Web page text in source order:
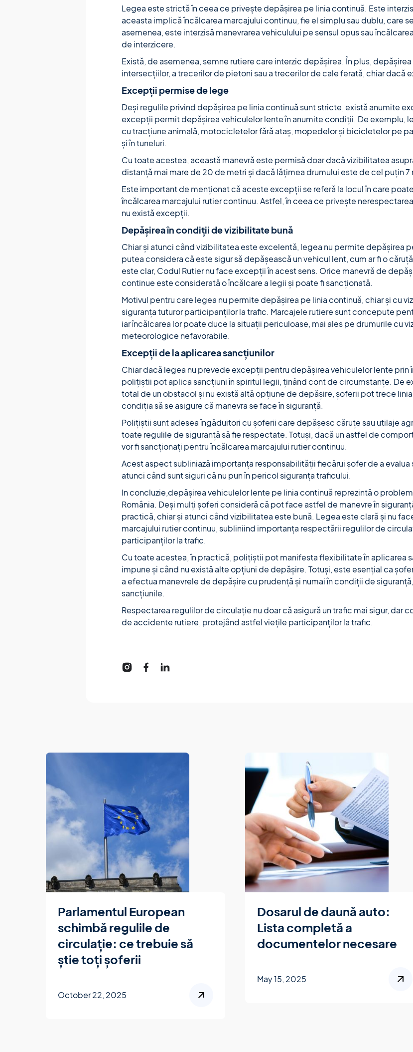
Legea este strictă în ceea ce privește depășirea pe linia continuă. Este
aceasta implică încălcarea marcajului continuu, fie el simplu sau dublu, care
asemenea, este interzisă manevrarea vehiculului pe sensul opus sau
de interzicere.
Există, de asemenea, semne rutiere care interzic depășirea. În plus,
intersecțiilor, a trecerilor de pietoni sau a trecerilor de cale ferată, chiar dacă
Excepții permise de lege
Deși regulile privind depășirea pe linia continuă sunt stricte, există anumite
excepții permit depășirea vehiculelor lente în anumite condiții. De exemplu,
cu tracțiune animală, motocicletelor fără ataș, mopedelor și bicicletelor pe
și în tuneluri.
Cu toate acestea, această manevră este permisă doar dacă vizibilitatea
distanță mai mare de 20 de metri și dacă lățimea drumului este de cel puțin 7
Este important de menționat că aceste excepții se referă la locul în care
încălcarea marcajului rutier continuu. Astfel, în ceea ce privește
nu există excepții.
Depășirea în condiții de vizibilitate bună
Chiar și atunci când vizibilitatea este excelentă, legea nu permite depășirea
putea considera că este sigur să depășească un vehicul lent, cum ar fi o
este clar, Codul Rutier nu face excepții în acest sens. Orice manevră de
continue este considerată o încălcare a legii și poate fi sancționată.
Motivul pentru care legea nu permite depășirea pe linia continuă, chiar și cu
siguranța tuturor participanților la trafic. Marcajele rutiere sunt concepute
iar încălcarea lor poate duce la situații periculoase, mai ales pe drumurile cu
meteorologice nefavorabile.
Excepții de la aplicarea sancțiunilor
Chiar dacă legea nu prevede excepții pentru depășirea vehiculelor lente prin
polițiștii pot aplica sancțiuni în spiritul legii, ținând cont de circumstanțe. De
total de un obstacol și nu există altă opțiune de depășire, șoferii pot trece
condiția să se asigure că manevra se face în siguranță.
Polițiștii sunt adesea îngăduitori cu șoferii care depășesc căruțe sau utilaje
toate regulile de siguranță să fie respectate. Totuși, dacă un astfel de
vor fi sancționați pentru încălcarea marcajului rutier continuu.
Acest aspect subliniază importanța responsabilității fiecărui șofer de a
atunci când sunt siguri că nu pun în pericol siguranța traficului.
In concluzie,depășirea vehiculelor lente pe linia continuă reprezintă o
România. Deși mulți șoferi consideră că pot face astfel de manevre în
practică, chiar și atunci când vizibilitatea este bună. Legea este clară și nu
marcajului rutier continuu, subliniind importanța respectării regulilor de
participanților la trafic.
Cu toate acestea, în practică, polițiștii pot manifesta flexibilitate în aplicarea
impune și când nu există alte opțiuni de depășire. Totuși, este esențial ca
a efectua manevrele de depășire cu prudență și numai în condiții de
sancțiunile.
Respectarea regulilor de circulație nu doar că asigură un trafic mai sigur, dar
de accidente rutiere, protejând astfel viețile participanților la trafic.
Parlamentul European
schimbă regulile de
circulație: ce trebuie să
știe toți șoferii
October 22, 2025
Dosarul de daună auto:
Lista completă a
documentelor necesare
May 15, 2025